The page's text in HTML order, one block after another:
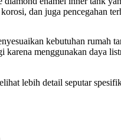
dan juga pencegahan
kebutuhan rumah
menggunakan daya
lebih detail seputar